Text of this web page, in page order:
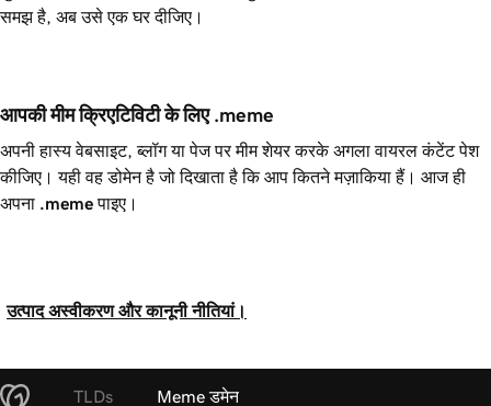
समझ है, अब उसे एक घर दीजिए।
आपकी मीम क्रिएटिविटी के लिए .meme
अपनी हास्य वेबसाइट, ब्लॉग या पेज पर मीम शेयर करके अगला वायरल कंटेंट पेश
कीजिए। यही वह डोमेन है जो दिखाता है कि आप कितने मज़ाकिया हैं। आज ही
अपना .memeपाइए।
उत्पाद अस्वीकरण और कानूनी नीतियां।
TLDs Meme डमेन